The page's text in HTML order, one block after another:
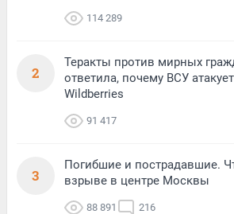
114 289
2
Теракты против мирных
ответила, почему ВСУ
Wildberries
91 417
3
Погибшие и пострадавшие.
взрыве в центре Москвы
88 891 216